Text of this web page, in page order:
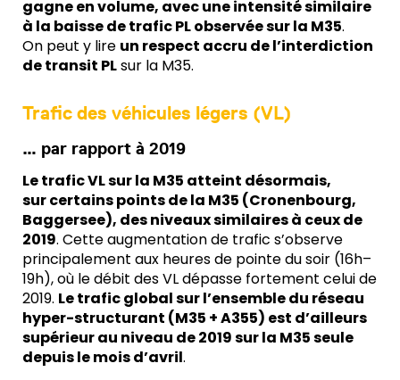
gagne en volume, avec une intensité similaire
à la baisse de trafic PL observée sur la M35.
On peut y lire un respect accru de l’interdiction
de transit PLsur la M35.
Trafic des véhicules légers (VL)
… par rapport à 2019
Le trafic VL sur la M35 atteint désormais,
sur certains points de la M35 (Cronenbourg,
Baggersee), des niveaux similaires à ceux de
2019. Cette augmentation de trafic s’observe
principalement aux heures de pointe du soir (16h–
19h), où le débit des VL dépasse fortement celui de
2019. Le trafic global sur l’ensemble du réseau
hyper-structurant (M35 + A355) est d’ailleurs
supérieur au niveau de 2019 sur la M35 seule
depuis le mois d’avril.